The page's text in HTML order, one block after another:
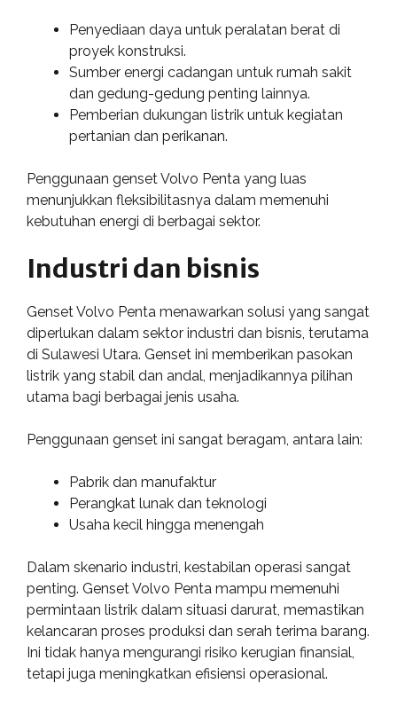
Penyediaan daya untuk peralatan berat di
proyek konstruksi.
Sumber energi cadangan untuk rumah sakit
dan gedung-gedung penting lainnya.
Pemberian dukungan listrik untuk kegiatan
pertanian dan perikanan.
Penggunaan genset Volvo Penta yang luas
menunjukkan fleksibilitasnya dalam memenuhi
kebutuhan energi di berbagai sektor.
Industri dan bisnis
Genset Volvo Penta menawarkan solusi yang sangat
diperlukan dalam sektor industri dan bisnis, terutama
di Sulawesi Utara. Genset ini memberikan pasokan
listrik yang stabil dan andal, menjadikannya pilihan
utama bagi berbagai jenis usaha.
Penggunaan genset ini sangat beragam, antara lain:
Pabrik dan manufaktur
Perangkat lunak dan teknologi
Usaha kecil hingga menengah
Dalam skenario industri, kestabilan operasi sangat
penting. Genset Volvo Penta mampu memenuhi
permintaan listrik dalam situasi darurat, memastikan
kelancaran proses produksi dan serah terima barang.
Ini tidak hanya mengurangi risiko kerugian finansial,
tetapi juga meningkatkan efisiensi operasional.